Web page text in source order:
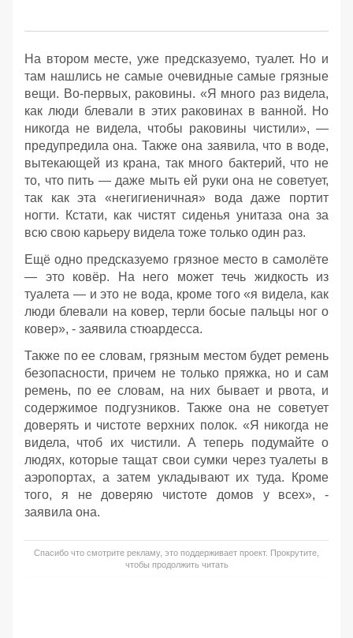
На втором месте, уже предсказуемо, туалет. Но и
там нашлись не самые очевидные самые грязные
вещи. Во-первых, раковины. «Я много раз видела,
как люди блевали в этих раковинах в ванной. Но
никогда не видела, чтобы раковины чистили», —
предупредила она. Также она заявила, что в воде,
вытекающей из крана, так много бактерий, что не
то, что пить — даже мыть ей руки она не советует,
так как эта «негигиеничная» вода даже портит
ногти. Кстати, как чистят сиденья унитаза она за
всю свою карьеру видела тоже только один раз.
Ещё одно предсказуемо грязное место в самолёте
— это ковёр. На него может течь жидкость из
туалета — и это не вода, кроме того «я видела, как
люди блевали на ковер, терли босые пальцы ног о
ковер», - заявила стюардесса.
Также по ее словам, грязным местом будет ремень
безопасности, причем не только пряжка, но и сам
ремень, по ее словам, на них бывает и рвота, и
содержимое подгузников. Также она не советует
доверять и чистоте верхних полок. «Я никогда не
видела, чтоб их чистили. А теперь подумайте о
людях, которые тащат свои сумки через туалеты в
аэропортах, а затем укладывают их туда. Кроме
того, я не доверяю чистоте домов у всех», -
заявила она.
Спасибо что смотрите рекламу, это поддерживает проект. Прокрутите,
чтобы продолжить читать